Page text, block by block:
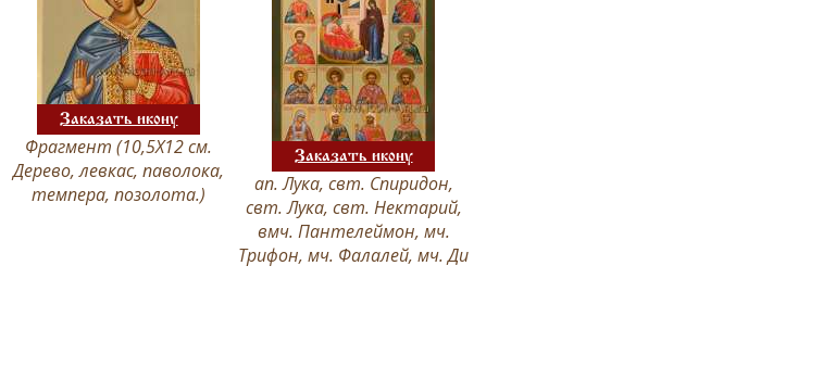
Заказать икону
Фрагмент (10,5Х12 см.
Дерево, левкас, паволока,
темпера, позолота.)
Заказать икону
ап. Лука, свт. Спиридон,
свт. Лука, свт. Нектарий,
вмч. Пантелеймон, мч.
Трифон, мч. Фалалей, мч. Ди